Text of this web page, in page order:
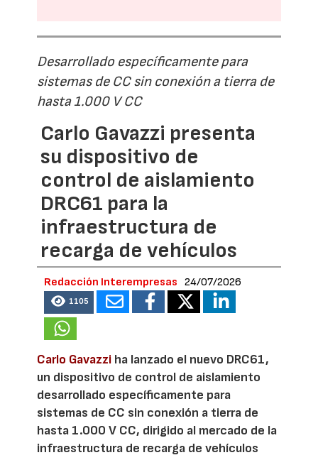
Desarrollado específicamente para
sistemas de CC sin conexión a tierra de
hasta 1.000 V CC
Carlo Gavazzi presenta
su dispositivo de
control de aislamiento
DRC61 para la
infraestructura de
recarga de vehículos
Redacción Interempresas 24/07/2026
1105
Carlo Gavazzi ha lanzado el nuevo DRC61,
un dispositivo de control de aislamiento
desarrollado específicamente para
sistemas de CC sin conexión a tierra de
hasta 1.000 V CC, dirigido al mercado de la
infraestructura de recarga de vehículos